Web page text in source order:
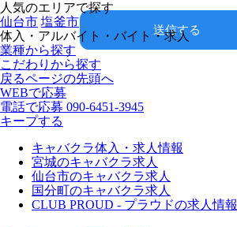
送信する
人気のエリアで探す
仙台市 塩釜市
体入・アルバイト・バイト・求人
業種から探す
こだわりから探す
戻るページの先頭へ
WEBで応募
電話で応募 090-6451-3945
キープする
キャバクラ体入・求人情報
宮城のキャバクラ求人
仙台市のキャバクラ求人
国分町のキャバクラ求人
CLUB PROUD - プラウドの求人情報